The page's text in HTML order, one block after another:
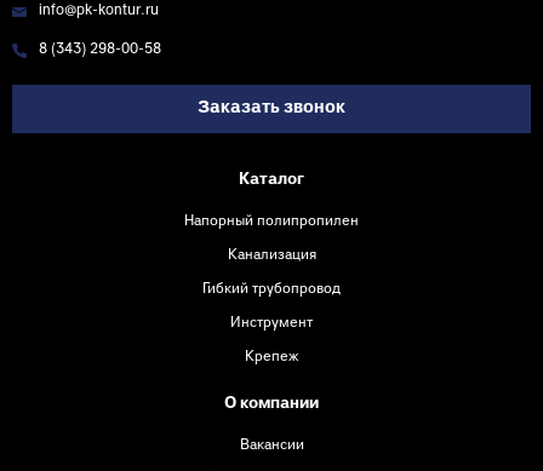
info@pk-kontur.ru
8 (343) 298-00-58
Заказать звонок
Каталог
Напорный полипропилен
Канализация
Гибкий трубопровод
Инструмент
Крепеж
О компании
Вакансии